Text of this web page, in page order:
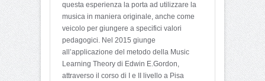
questa esperienza la porta ad utilizzare la
musica in maniera originale, anche come
veicolo per giungere a specifici valori
pedagogici. Nel 2015 giunge
all’applicazione del metodo della Music
Learning Theory di Edwin E.Gordon,
attraverso il corso di I e II livello a Pisa